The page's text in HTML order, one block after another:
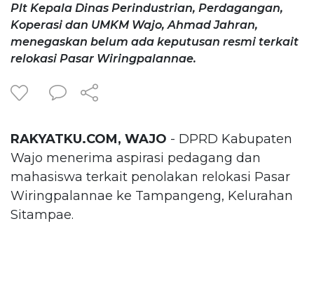
Plt Kepala Dinas Perindustrian, Perdagangan,
Koperasi dan UMKM Wajo, Ahmad Jahran,
menegaskan belum ada keputusan resmi terkait
relokasi Pasar Wiringpalannae.
RAKYATKU.COM, WAJO - DPRD Kabupaten
Wajo menerima aspirasi pedagang dan
mahasiswa terkait penolakan relokasi Pasar
Wiringpalannae ke Tampangeng, Kelurahan
Sitampae.